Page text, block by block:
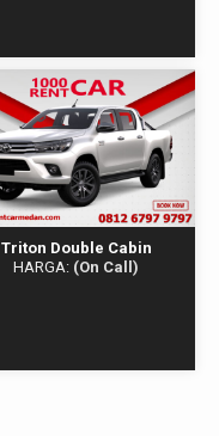
Triton Double Cabin
HARGA: (On Call)